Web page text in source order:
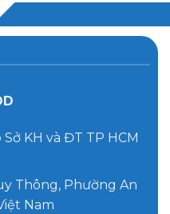
Sở KH và ĐT TP HCM
Thông, Phường An
Nam